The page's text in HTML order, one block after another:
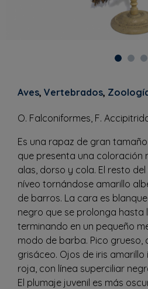
Aves, Vertebrados,
O. Falconiformes, F.
Es una rapaz de gran
que presenta una coloración
alas, dorso y cola. El resto
níveo tornándose amarillo
de barros. La cara es
negro que se prolonga hasta
terminando en un pequeño
modo de barba. Pico
grisáceo. Ojos de iris
roja, con línea superciliar
El plumaje juvenil es más